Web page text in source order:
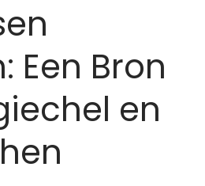
Een Bron
en